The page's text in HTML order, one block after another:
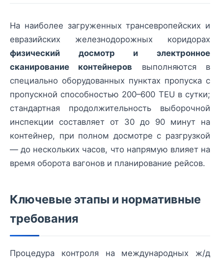
На наиболее загруженных трансевропейских и
евразийских железнодорожных коридорах
физический досмотр и электронное
сканирование контейнеров выполняются в
специально оборудованных пунктах пропуска с
пропускной способностью 200–600 TEU в сутки;
стандартная продолжительность выборочной
инспекции составляет от 30 до 90 минут на
контейнер, при полном досмотре с разгрузкой
— до нескольких часов, что напрямую влияет на
время оборота вагонов и планирование рейсов.
Ключевые этапы и нормативные
требования
Процедура контроля на международных ж/д